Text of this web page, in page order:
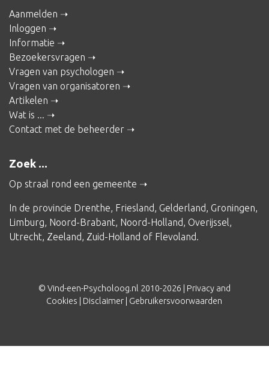
Aanmelden
Inloggen
Informatie
Bezoekersvragen
Vragen van psychologen
Vragen van organisatoren
Artikelen
Wat is ...
Contact met de beheerder
Zoek ...
Op straal rond een gemeente
In de provincie Drenthe Friesland Gelderland Groningen
Limburg Noord-Brabant Noord-Holland Overijssel
Utrecht Zeeland Zuid-Holland of Flevoland
© Vind-een-Psycholoog.nl 2010-2026 | Privacy and
Cookies | Disclaimer | Gebruikersvoorwaarden